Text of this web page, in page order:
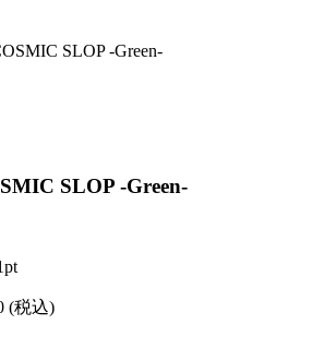
SLOP -Green-
SLOP -Green-
pt
(税込)